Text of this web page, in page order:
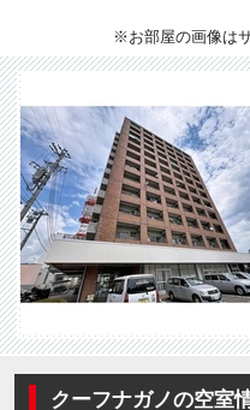
※お部屋の画像は
クーフナガノの空室